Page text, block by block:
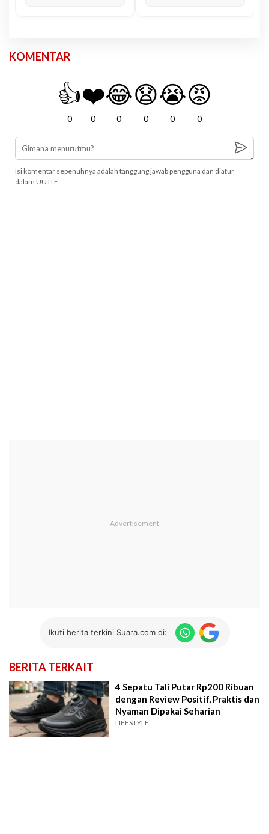
KOMENTAR
👍
0
❤️
0
😂
0
😧
0
😭
0
😡
0
Isi komentar sepenuhnya adalah tanggung jawab pengguna dan diatur
dalam UU ITE
Ikuti berita terkini Suara.com di:
BERITA TERKAIT
4 Sepatu Tali Putar Rp200 Ribuan
dengan Review Positif, Praktis dan
Nyaman Dipakai Seharian
LIFESTYLE